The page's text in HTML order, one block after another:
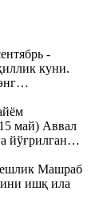
-
куни.
май) Аввал
йўғрилган…
Машраб
ишқ ила